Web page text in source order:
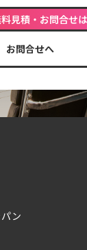
見積・お問合せ
お問合せへ
ン